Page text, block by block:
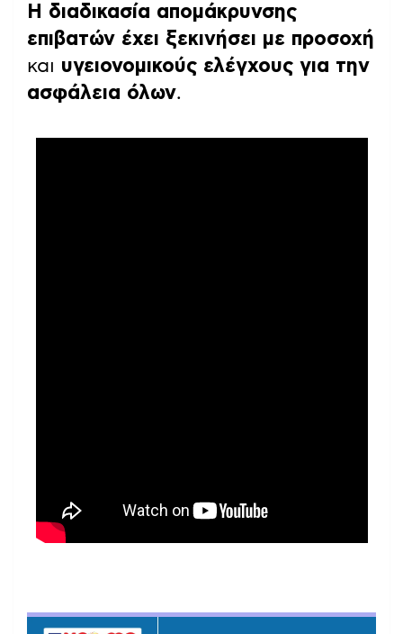
Η διαδικασία απομάκρυνσης
επιβατών έχει ξεκινήσει με προσοχή
και υγειονομικούς ελέγχους για την
ασφάλεια όλων.